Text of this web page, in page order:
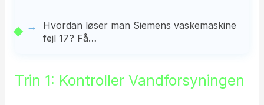
Hvordan løser man Siemens vaskemaskine
fejl 17? Få…
Trin 1: Kontroller Vandforsyningen